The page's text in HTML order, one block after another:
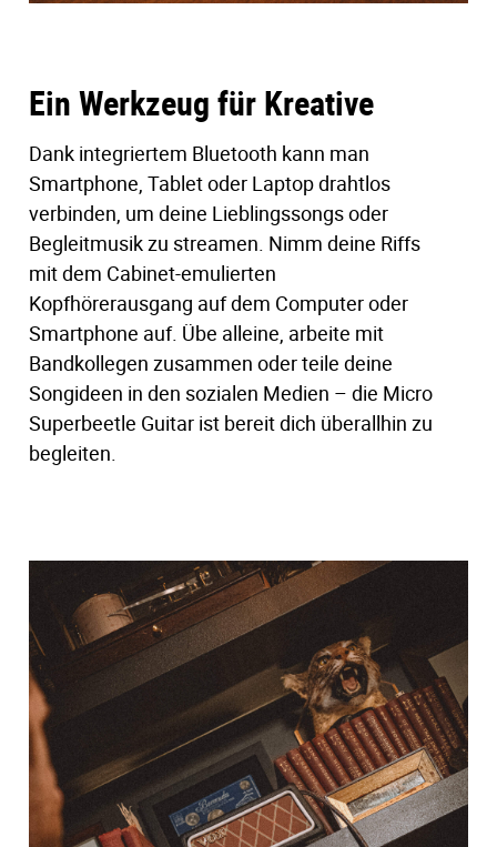
Ein Werkzeug für Kreative
Dank integriertem Bluetooth kann man
Smartphone, Tablet oder Laptop drahtlos
verbinden, um deine Lieblingssongs oder
Begleitmusik zu streamen. Nimm deine Riffs
mit dem Cabinet-emulierten
Kopfhörerausgang auf dem Computer oder
Smartphone auf. Übe alleine, arbeite mit
Bandkollegen zusammen oder teile deine
Songideen in den sozialen Medien – die Micro
Superbeetle Guitar ist bereit dich überallhin zu
begleiten.